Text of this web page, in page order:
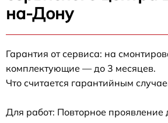
на-Дону
Гарантия от сервиса: на
комплектующие — до 3 месяцев.
Что считается гарантийным
Для работ: Повторное проявление